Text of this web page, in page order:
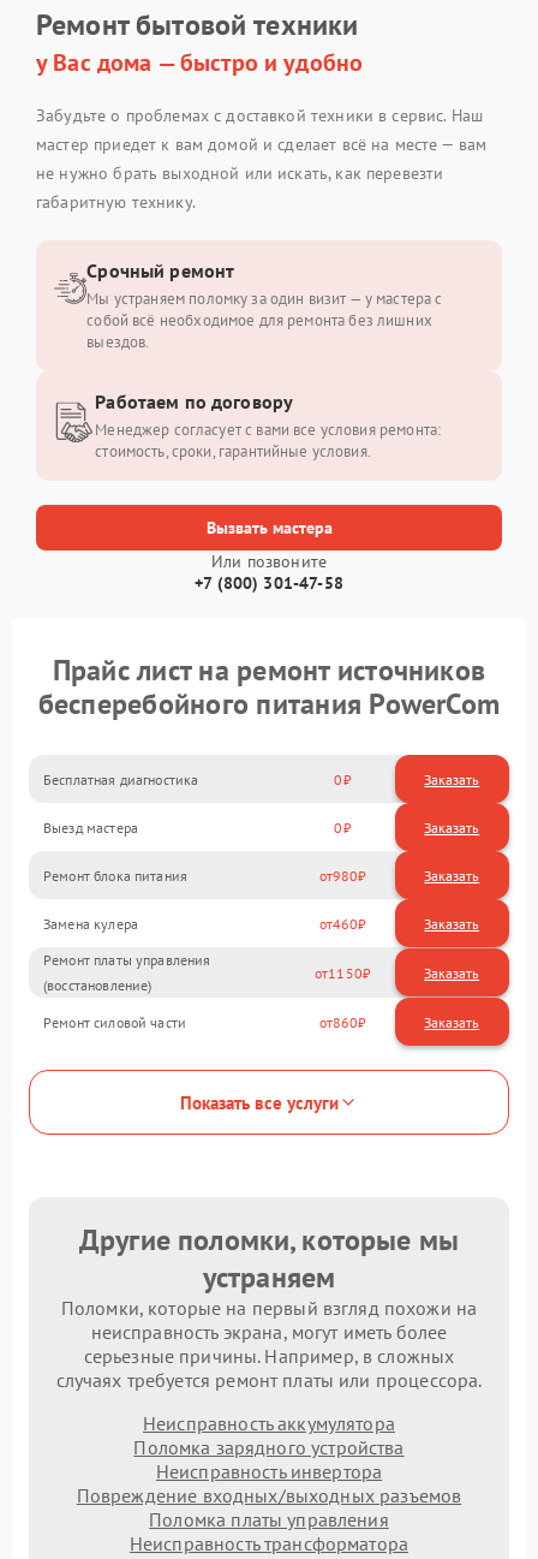
Ремонт бытовой техники
у Вас дома — быстро и удобно
Забудьте о проблемах с доставкой техники в сервис. Наш
мастер приедет к вам домой и сделает всё на месте — вам
не нужно брать выходной или искать, как перевезти
габаритную технику.
Вызвать мастера
Или позвоните
+7 (800) 301-47-58
Срочный ремонт
Мы устраняем поломку за один визит — у мастера с
собой всё необходимое для ремонта без лишних
выездов.
Работаем по договору
Менеджер согласует с вами все условия ремонта:
стоимость, сроки, гарантийные условия.
Прайс лист на ремонт источников
бесперебойного питания PowerCom
Бесплатная диагностика 0 Заказать
Выезд мастера 0 Заказать
Ремонт блока питания 980
Замена кулера 460
Ремонт платы управления
(восстановление)
1150
Ремонт силовой части 860
Показать все услуги
Другие поломки, которые мы
устраняем
Поломки, которые на первый взгляд похожи на
неисправность экрана, могут иметь более
серьезные причины. Например, в сложных
случаях требуется ремонт платы или процессора.
Неисправность аккумулятора
Поломка зарядного устройства
Неисправность инвертора
Повреждение входных/выходных разъемов
Поломка платы управления
Неисправность трансформатора